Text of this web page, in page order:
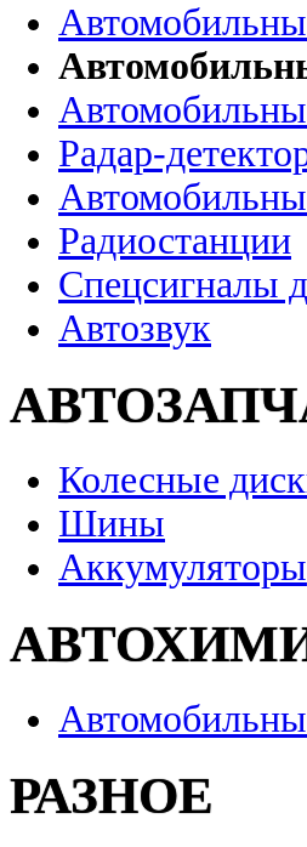
Радар-
Радиостанции
Спецсигналы
Автозвук
Колесные
Шины
Аккумуляторы
РАЗНОЕ